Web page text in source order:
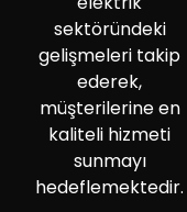
sektöründeki
gelişmeleri takip
ederek,
müşterilerine en
kaliteli hizmeti
sunmayı
hedeflemektedir.